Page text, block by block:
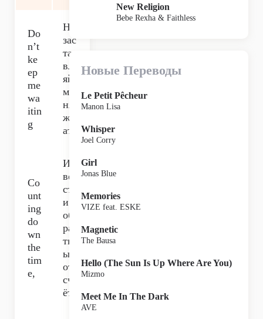
Do
n’t
ke
ep
me
wa
itin
g
Не
зас
та
вл
яй
ме
ня
жд
ать
Co
unt
ing
do
wn
the
tim
e,
И
ве
ст
и
об
ра
тн
ый
от
сч
ёт,
New Religion
Bebe Rexha & Faithless
Новые Переводы
Le Petit Pêcheur
Manon Lisa
Whisper
Joel Corry
Girl
Jonas Blue
Memories
VIZE feat. ESKE
Magnetic
The Bausa
Hello (The Sun Is Up Where Are You)
Mizmo
Meet Me In The Dark
AVE